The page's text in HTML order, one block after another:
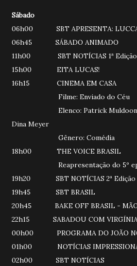
Sábado
06h00 SBT APRESENTA:
06h45 SÁBADO
11h00 SBT NOTÍCIAS 1ª
15h00 EITA
16h15 CINEMA EM CASA
Filme: Enviado do Céu
Elenco: Patrick Muldoon,
Dina Meyer
Gênero: Comédia
18h00 THE VOICE
Reapresentação do 5º
19h20 SBT NOTÍCIAS 2ª
19h45 SBT BRASIL
20h45 BAKE OFF BRASIL -
22h15 SABADOU COM
00h00 PROGRAMA DO
01h00 NOTÍCIAS
02h00 SBT NOTÍCIAS